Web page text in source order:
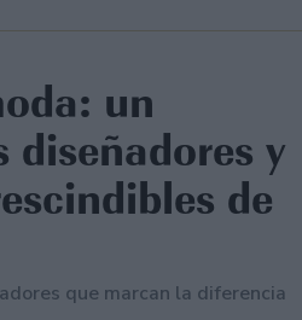
un
diseñadores y
de
que marcan la diferencia